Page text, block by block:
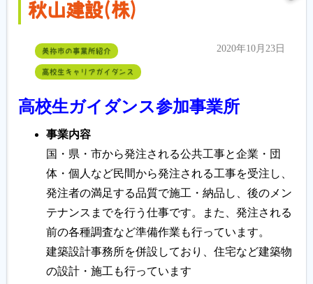
秋山建設(株)
美祢市の事業所紹介
高校生キャリアガイダンス
2020年10月23日
高校生ガイダンス参加事業所
事業内容
国・県・市から発注される公共工事と企業・団
体・個人など民間から発注される工事を受注し、
発注者の満足する品質で施工・納品し、後のメン
テナンスまでを行う仕事です。また、発注される
前の各種調査など準備作業も行っています。
建築設計事務所を併設しており、住宅など建築物
の設計・施工も行っています